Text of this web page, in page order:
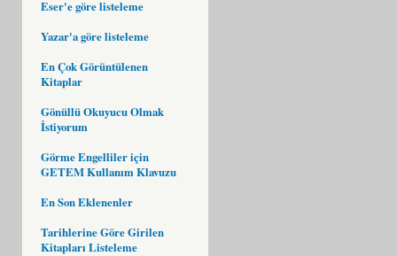
Eser'e göre listeleme
Yazar'a göre listeleme
En Çok Görüntülenen
Kitaplar
Gönüllü Okuyucu Olmak
İstiyorum
Görme Engelliler için
GETEM Kullanım Klavuzu
En Son Eklenenler
Tarihlerine Göre Girilen
Kitapları Listeleme